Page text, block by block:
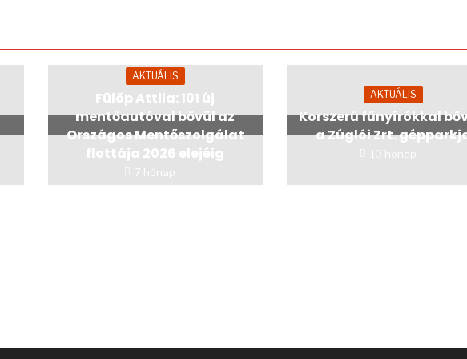
AKTUÁLIS
Fülöp Attila: 101 új
mentőautóval bővül az
Országos Mentőszolgálat
flottája 2026 elejéig
7 hónap
AKTUÁLIS
Korszerű fűnyírókkal
a Zúglói Zrt.
10 hónap